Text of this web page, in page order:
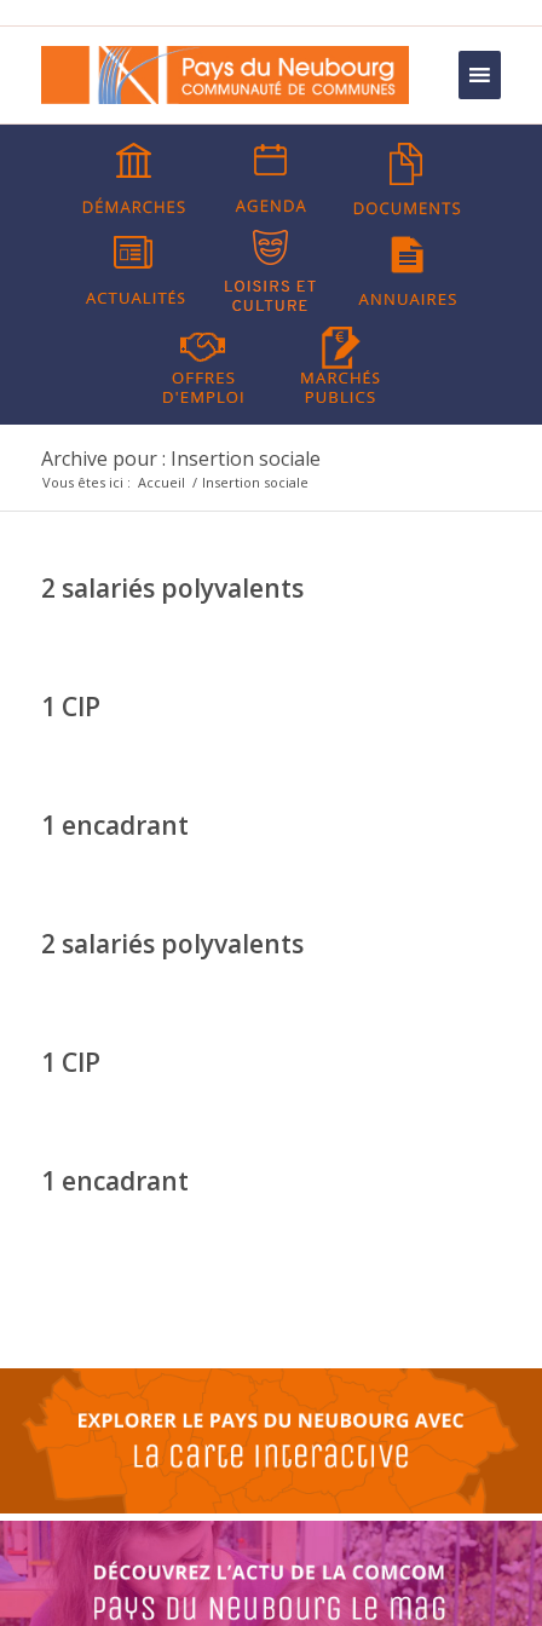
Archive pour : Insertion sociale
Vous êtes ici : Accueil / Insertion sociale
2 salariés polyvalents
1 CIP
1 encadrant
2 salariés polyvalents
1 CIP
1 encadrant